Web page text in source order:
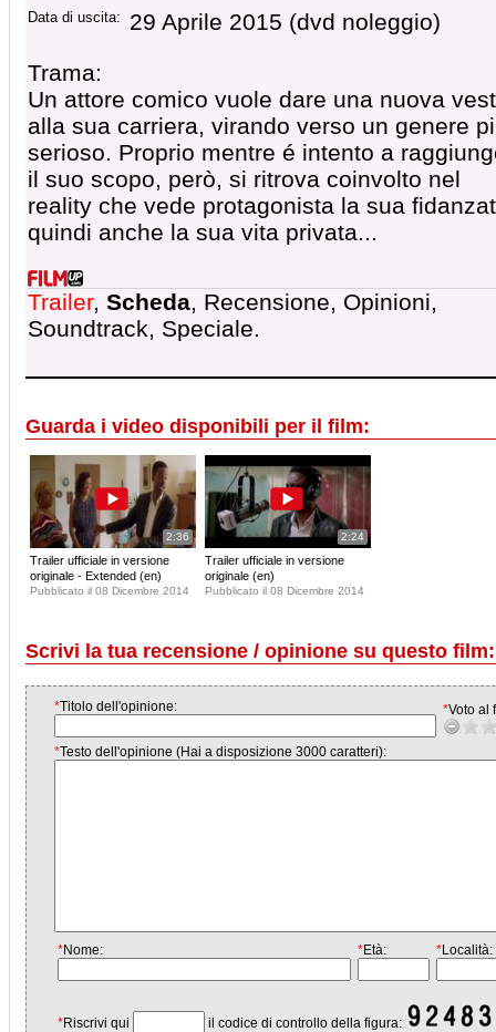
Data di uscita:
29 Aprile 2015 (dvd noleggio)
Trama:
Un attore comico vuole dare una nuova
alla sua carriera, virando verso un genere
serioso. Proprio mentre é intento a
il suo scopo, però, si ritrova coinvolto nel
reality che vede protagonista la sua
quindi anche la sua vita privata...
Trailer, Scheda, Recensione, Opinioni,
Soundtrack, Speciale.
Guarda i video disponibili per il film:
2:36
Trailer ufficiale in versione
originale - Extended (en)
Pubblicato il 08 Dicembre 2014
2:24
Trailer ufficiale in versione
originale (en)
Pubblicato il 08 Dicembre 2014
Scrivi la tua recensione / opinione su questo
*Titolo dell'opinione: *Voto al
*Testo dell'opinione (Hai a disposizione 3000 caratteri):
*Nome: *Età: *Località:
*Riscrivi qui il codice di controllo della figura: